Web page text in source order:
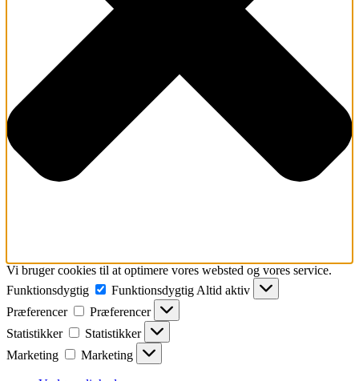
Vi bruger cookies til at optimere vores websted og vores service.
Funktionsdygtig
Funktionsdygtig Altid aktiv
Præferencer
Præferencer
Statistikker
Statistikker
Marketing
Marketing